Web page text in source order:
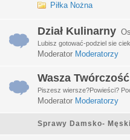
Piłka Nożna
Dział Kulinarny
Lubisz gotować-podziel sie
Moderator Moderatorzy
Wasza Twórczość
Piszesz wiersze?Powieści?
Moderator Moderatorzy
Sprawy Damsko-